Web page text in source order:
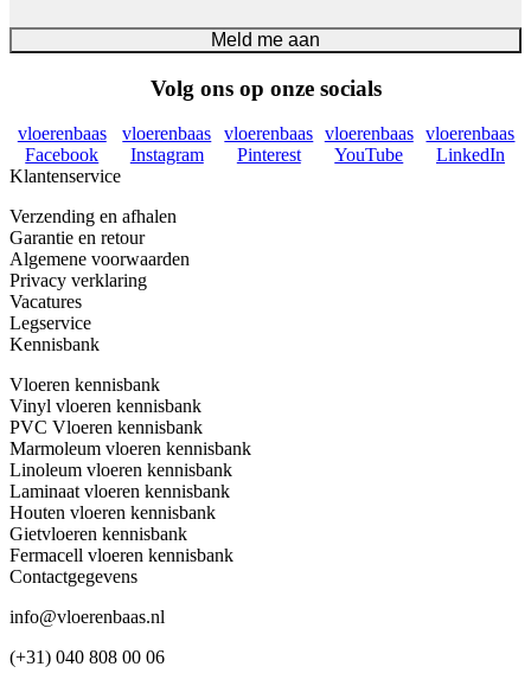
Meld me aan
Volg ons op onze socials
vloerenbaas
Facebook
vloerenbaas
Instagram
vloerenbaas
Pinterest
vloerenbaas
YouTube
vloerenbaas
LinkedIn
Klantenservice
Verzending en afhalen
Garantie en retour
Algemene voorwaarden
Privacy verklaring
Vacatures
Legservice
Kennisbank
Vloeren kennisbank
Vinyl vloeren kennisbank
PVC Vloeren kennisbank
Marmoleum vloeren kennisbank
Linoleum vloeren kennisbank
Laminaat vloeren kennisbank
Houten vloeren kennisbank
Gietvloeren kennisbank
Fermacell vloeren kennisbank
Contactgegevens
info@vloerenbaas.nl
(+31) 040 808 00 06